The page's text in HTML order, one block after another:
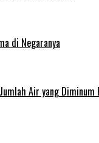
di Negaranya
Air yang Diminum